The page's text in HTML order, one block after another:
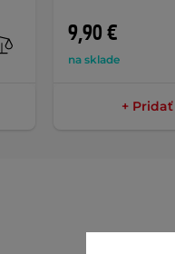
9,90 €
na sklade
+